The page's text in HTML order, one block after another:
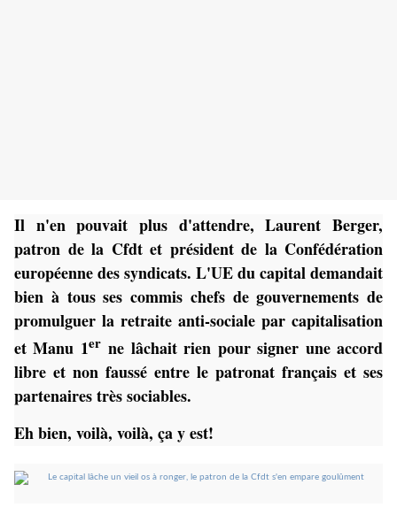
Il n'en pouvait plus d'attendre, Laurent Berger,
patron de la Cfdt et président de la Confédération
européenne des syndicats. L'UE du capital demandait
bien à tous ses commis chefs de gouvernements de
promulguer la retraite anti-sociale par capitalisation
et Manu 1er ne lâchait rien pour signer une accord
libre et non faussé entre le patronat français et ses
partenaires très sociables.
Eh bien, voilà, voilà, ça y est!